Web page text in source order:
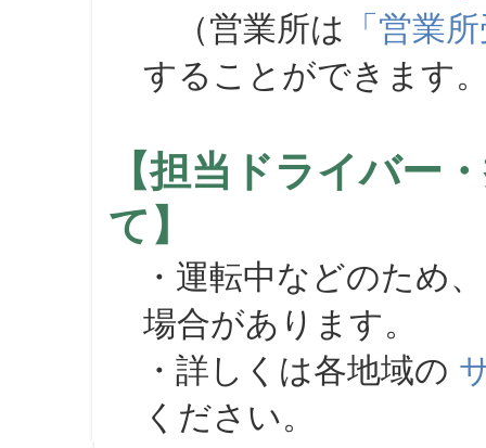
（営業所は 「営業
することができます
【担当ドライバー
て】
・運転中などのため
場合があります。
・詳しくは各地域の
ください。